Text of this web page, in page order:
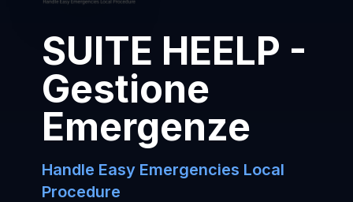
SUITE HEELP -
Gestione
Emergenze
Handle Easy Emergencies Local
Procedure